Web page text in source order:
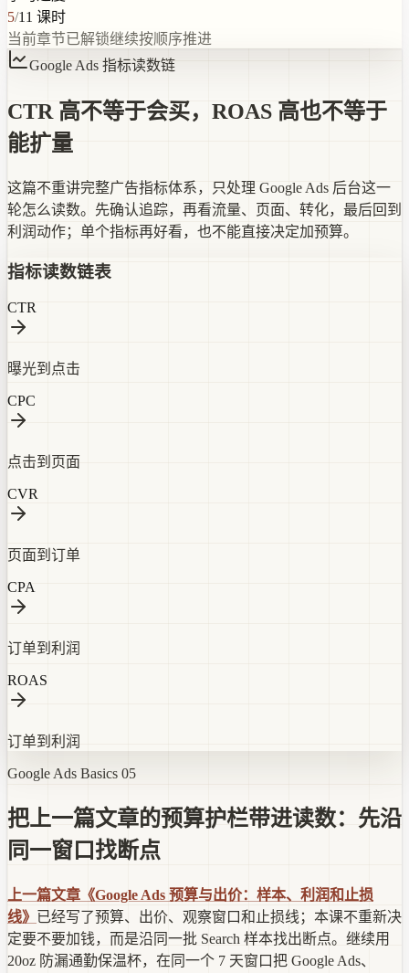
5/11 课时
当前章节已解锁继续按顺序推进
Google Ads 指标读数链
CTR 高不等于会买，ROAS 高也不等于
能扩量
这篇不重讲完整广告指标体系，只处理 Google Ads 后台这一
轮怎么读数。先确认追踪，再看流量、页面、转化，最后回到
利润动作；单个指标再好看，也不能直接决定加预算。
指标读数链表
CTR
曝光到点击
CPC
点击到页面
CVR
页面到订单
CPA
订单到利润
ROAS
订单到利润
Google Ads Basics 05
把上一篇文章的预算护栏带进读数：先沿
同一窗口找断点
上一篇文章《Google Ads 预算与出价：样本、利润和止损
线》 已经写了预算、出价、观察窗口和止损线；本课不重新决
定要不要加钱，而是沿同一批 Search 样本找出断点。继续用
20oz 防漏通勤保温杯，在同一个 7 天窗口把 Google Ads、